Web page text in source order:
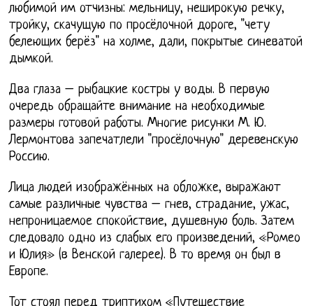
любимой им отчизны: мельницу, неширокую речку,
тройку, скачущую по просёлочной дороге, "чету
белеющих берёз" на холме, дали, покрытые синеватой
дымкой.
Два глаза – рыбацкие костры у воды. В первую
очередь обращайте внимание на необходимые
размеры готовой работы. Многие рисунки М. Ю.
Лермонтова запечатлели "просёлочную" деревенскую
Россию.
Лица людей изображённых на обложке, выражают
самые различные чувства – гнев, страдание, ужас,
непроницаемое спокойствие, душевную боль. Затем
следовало одно из слабых его произведений, «Ромео
и Юлия» (в Венской галерее). В то время он был в
Европе.
Тот стоял перед триптихом «Путешествие